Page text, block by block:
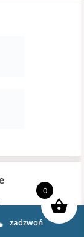
zadzwoń
0